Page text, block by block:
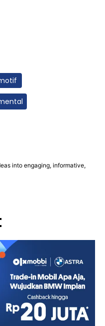
into engaging, informative,